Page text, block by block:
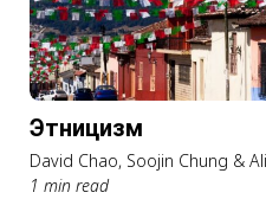
Этницизм
David Chao, Soojin Chung &
1 min read